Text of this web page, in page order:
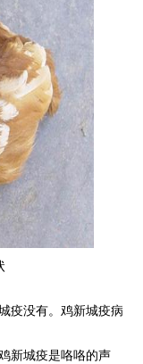
没有。鸡新城疫病
新城疫是咯咯的声